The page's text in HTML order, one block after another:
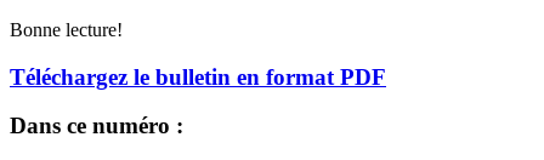
Bonne lecture!
Téléchargez le bulletin en format PDF
Dans ce numéro :